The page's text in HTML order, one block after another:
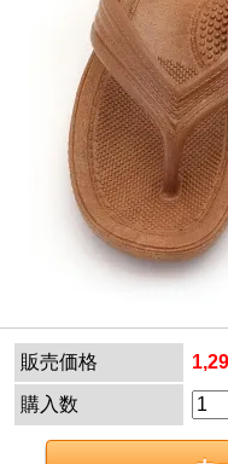
販売価格
購入数